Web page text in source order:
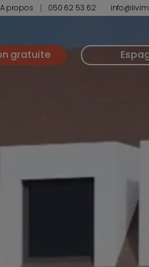
A propos 050 62 53 62
gratuite